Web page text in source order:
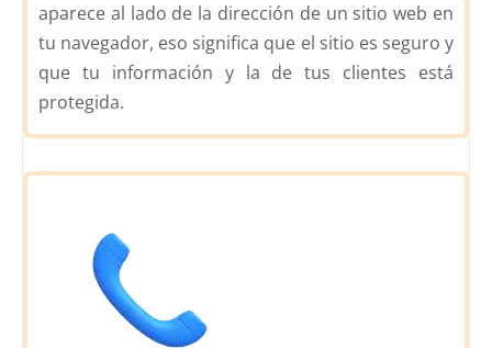
aparece al lado de la dirección de un sitio web en
tu navegador, eso significa que el sitio es seguro y
que tu información y la de tus clientes está
protegida.